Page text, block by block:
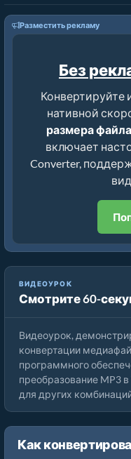
Разместить рекламу
Без
нативной
размера файла
включает
Converter,
ВИДЕОУРОК
Смотрите 60-
Как конвертировать
Видеоурок,
конвертации
программного
преобразование MP3
для других
Как